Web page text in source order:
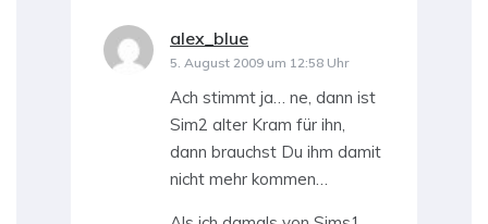
alex_blue
5. August 2009 um 12:58 Uhr
Ach stimmt ja… ne, dann ist
Sim2 alter Kram für ihn,
dann brauchst Du ihm damit
nicht mehr kommen…